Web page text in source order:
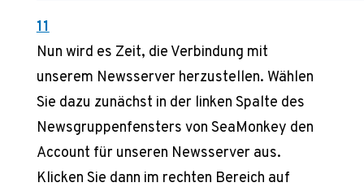
11
Nun wird es Zeit, die Verbindung mit
unserem Newsserver herzustellen. Wählen
Sie dazu zunächst in der linken Spalte des
Newsgruppenfensters von SeaMonkey den
Account für unseren Newsserver aus.
Klicken Sie dann im rechten Bereich auf